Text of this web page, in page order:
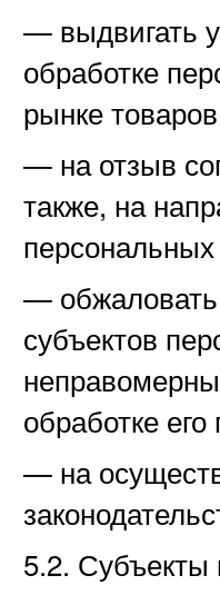
— выдвигать
обработке
рынке
— на отзыв
также, на
—
субъектов
обработке
— на
5.2.